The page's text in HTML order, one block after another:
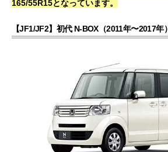
165/55R15となっています。
【JF1/JF2】初代 N-BOX（2011年〜2017年）